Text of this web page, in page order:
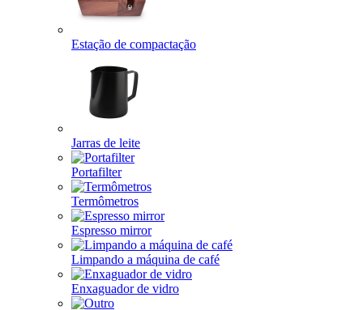
Estação de compactação
Jarras de leite
Portafilter
Termômetros
Espresso mirror
Limpando a máquina de café
Enxaguador de vidro